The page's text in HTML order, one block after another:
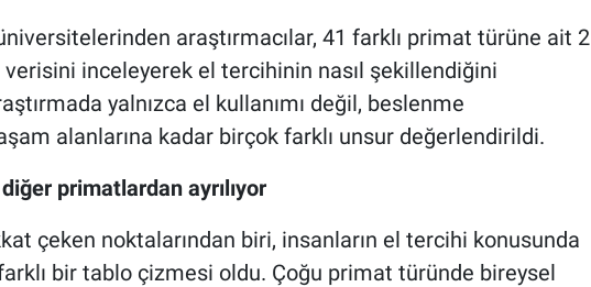
araştırmacılar, 41 farklı primat türüne ait 2
inceleyerek el tercihinin nasıl şekillendiğini
yalnızca el kullanımı değil, beslenme
alanlarına kadar birçok farklı unsur değerlendirildi.
primatlardan ayrılıyor
çeken noktalarından biri, insanların el tercihi konusunda
bir tablo çizmesi oldu. Çoğu primat türünde bireysel